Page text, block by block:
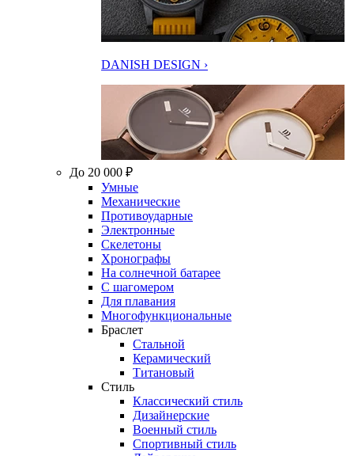
DANISH DESIGN ›
До 20 000 ₽
Умные
Механические
Противоударные
Электронные
Скелетоны
Хронографы
На солнечной батарее
С шагомером
Для плавания
Многофункциональные
Браслет
Стальной
Керамический
Титановый
Стиль
Классический стиль
Дизайнерские
Военный стиль
Спортивный стиль